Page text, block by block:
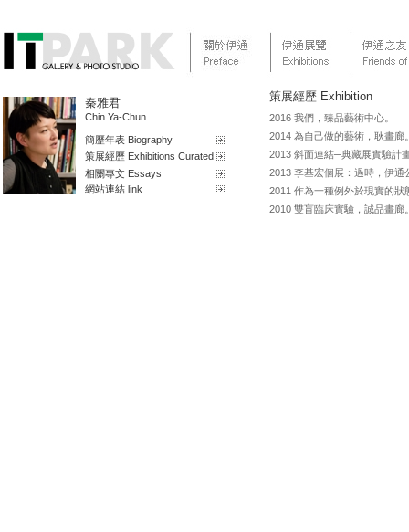
秦雅君
Chin Ya-Chun
簡歷年表 Biography
策展經歷 Exhibitions Curated
相關專文 Essays
網站連結 link
策展經歷 Exhibition
2016 我們，臻品藝術中心。
2014 為自己做的藝術，耿畫廊
2013 斜面連結─典藏展實驗計
2013 李基宏個展：過時，伊
2011 作為一種例外於現實的
2010 雙盲臨床實驗，誠品畫廊